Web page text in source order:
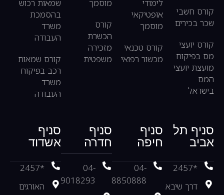
קורס חשבי
שכר בכירים
קורס יועצי
מס בפיקוח
מועצת יועצי
המס
בישראל
לימודי
אופטיקאי
מוסמך
קורס טכנאי
מכשור רפואי
מוסמך
קורס
הכשרת
מזכירה
משפטית
שמאות רכוש
בהסמכת
משרד
העבודה
קורס שמאות
רכב בפיקוח
משרד
העבודה
סניף
אשדוד
*2457
האורגים
סניף
חדרה
04-
9018293
סניף
חיפה
04-
8850888
סניף תל
אביב
*2457
דרך שיבא